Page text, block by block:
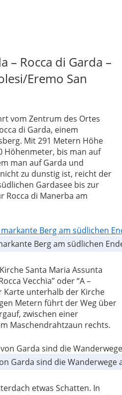
– Rocca di Garda –
Eremo San
vom Zentrum des Ortes
di Garda, einem
Mit 291 Metern Höhe
Höhenmeter, bis man auf
man auf Garda und
zu dunstig ist, reicht der
Gardasee bis zur
Rocca di Manerba am
Berg am südlichen
Santa Maria Assunta
Vecchia” oder “A –
Karte unterhalb der Kirche
Metern führt der Weg über
zwischen einer
Maschendrahtzaun rechts.
Garda sind die Wanderwege
etwas Schatten. In